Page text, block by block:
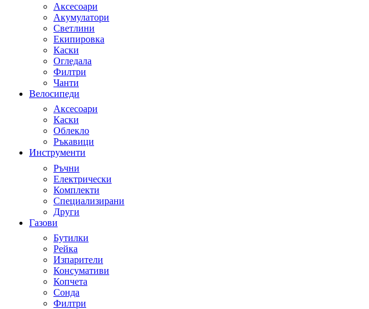
Аксесоари
Акумулатори
Светлини
Екипировка
Каски
Огледала
Филтри
Чанти
Велосипеди
Аксесоари
Каски
Облекло
Ръкавици
Инструменти
Ръчни
Електрически
Комплекти
Специализирани
Други
Газови
Бутилки
Рейка
Изпарители
Консумативи
Копчета
Сонда
Филтри